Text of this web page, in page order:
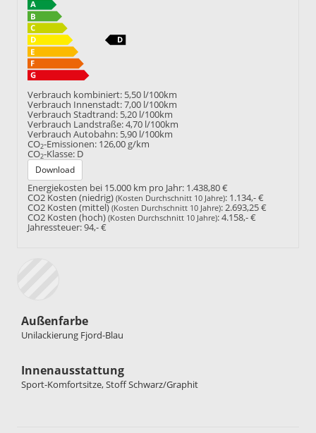
Verbrauch kombiniert: 5,50 l/100km
Verbrauch Innenstadt:7,00 l/100km
Verbrauch Stadtrand: 5,20 l/100km
Verbrauch Landstraße:4,70 l/100km
Verbrauch Autobahn: 5,90 l/100km
CO2-Emissionen: 126,00 g/km
CO2-Klasse: D
Download
Energiekosten bei 15.000 km pro Jahr: 1.438,80 €
CO2 Kosten (niedrig) (Kosten Durchschnitt 10 Jahre): 1.134,- €
CO2 Kosten (mittel) (Kosten Durchschnitt 10 Jahre):2.693,25 €
CO2 Kosten (hoch) (Kosten Durchschnitt 10 Jahre):4.158,- €
Jahressteuer:94,- €
Außenfarbe
Unilackierung Fjord-Blau
Innenausstattung
Sport-Komfortsitze, Stoff Schwarz/Graphit